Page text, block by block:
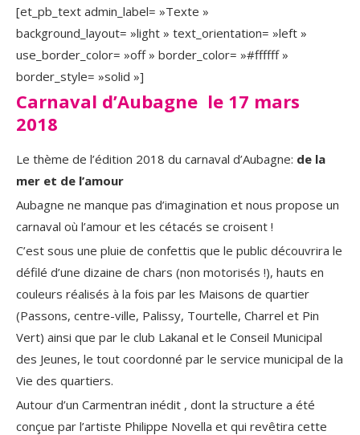
[et_pb_text admin_label= »Texte »
background_layout= »light » text_orientation= »left »
use_border_color= »off » border_color= »#ffffff »
border_style= »solid »]
Carnaval d’Aubagne le 17 mars
2018
Le thème de l’édition 2018 du carnaval d’Aubagne: de la
mer et de l’amour
Aubagne ne manque pas d’imagination et nous propose un
carnaval où l’amour et les cétacés se croisent !
C’est sous une pluie de confettis que le public découvrira le
défilé d’une dizaine de chars (non motorisés !), hauts en
couleurs réalisés à la fois par les Maisons de quartier
(Passons, centre-ville, Palissy, Tourtelle, Charrel et Pin
Vert) ainsi que par le club Lakanal et le Conseil Municipal
des Jeunes, le tout coordonné par le service municipal de la
Vie des quartiers.
Autour d’un Carmentran inédit , dont la structure a été
conçue par l’artiste Philippe Novella et qui revêtira cette